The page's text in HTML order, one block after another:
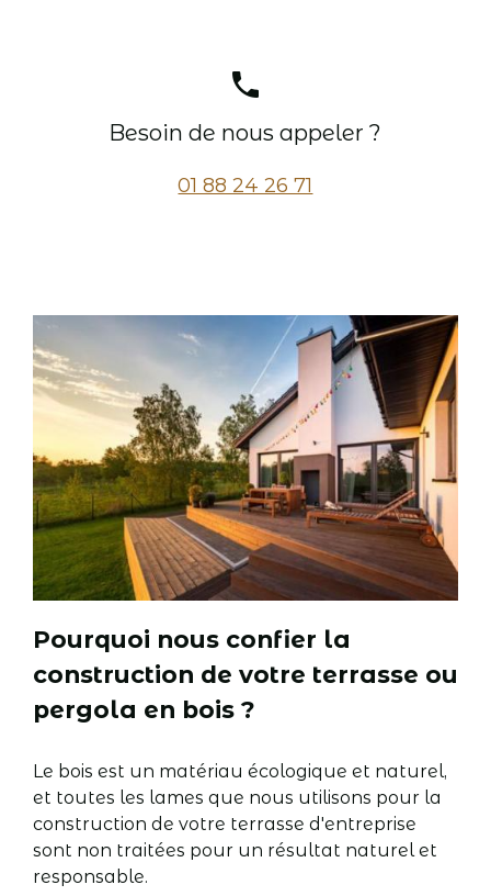
phone
Besoin de nous appeler ?
01 88 24 26 71
Pourquoi nous confier la
construction de votre terrasse ou
pergola en bois ?
Le bois est un matériau écologique et naturel,
et toutes les lames que nous utilisons pour la
construction de votre terrasse d'entreprise
sont non traitées pour un résultat naturel et
responsable.